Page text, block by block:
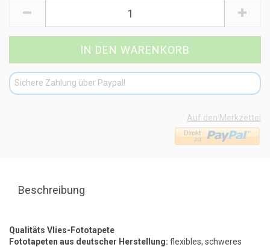
Sichere Zahlung über Paypal!
Auf den Merkzettel
Beschreibung
Qualitäts Vlies-Fototapete
Fototapeten aus deutscher Herstellung: flexibles, schweres